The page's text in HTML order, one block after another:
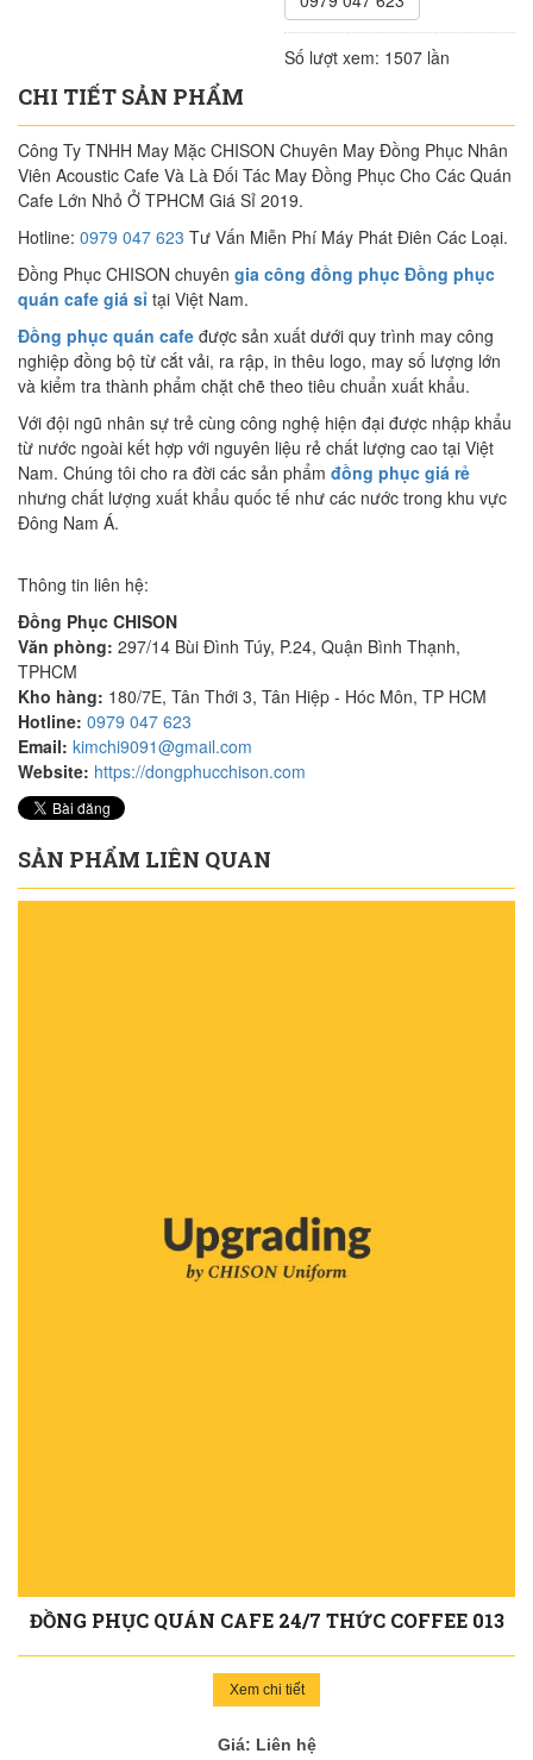
Số lượt xem: 1507 lần
CHI TIẾT SẢN PHẨM
Công Ty TNHH May Mặc CHISON Chuyên May Đồng Phục Nhân
Viên Acoustic Cafe Và Là Đối Tác May Đồng Phục Cho Các Quán
Cafe Lớn Nhỏ Ở TPHCM Giá Sỉ 2019.
Hotline: 0979 047 623 Tư Vấn Miễn Phí Máy Phát Điên Các Loại.
Đồng Phục CHISON chuyên gia công đồng phục Đồng phục
quán cafe giá sỉ tại Việt Nam.
Đồng phục quán cafe được sản xuất dưới quy trình may công
nghiệp đồng bộ từ cắt vải, ra rập, in thêu logo, may số lượng lớn
và kiểm tra thành phẩm chặt chẽ theo tiêu chuẩn xuất khẩu.
Với đội ngũ nhân sự trẻ cùng công nghệ hiện đại được nhập khẩu
từ nước ngoài kết hợp với nguyên liệu rẻ chất lượng cao tại Việt
Nam. Chúng tôi cho ra đời các sản phẩm đồng phục giá rẻ
nhưng chất lượng xuất khẩu quốc tế như các nước trong khu vực
Đông Nam Á.
Thông tin liên hệ:
Đồng Phục CHISON
Văn phòng: 297/14 Bùi Đình Túy, P.24, Quận Bình Thạnh,
TPHCM
Kho hàng: 180/7E, Tân Thới 3, Tân Hiệp - Hóc Môn, TP HCM
Hotline: 0979 047 623
Email: kimchi9091@gmail.com
Website: https://dongphucchison.com
SẢN PHẨM LIÊN QUAN
ĐỒNG PHỤC QUÁN CAFE 24/7 THỨC COFFEE 013
Xem chi tiết
Giá: Liên hệ